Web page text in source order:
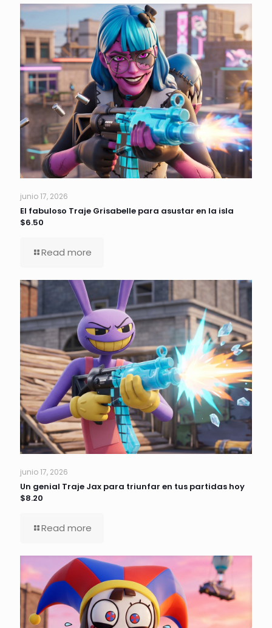
junio 17, 2026
El fabuloso Traje Grisabelle para asustar en la isla
$6.50
Read more
junio 17, 2026
Un genial Traje Jax para triunfar en tus partidas hoy
$8.20
Read more